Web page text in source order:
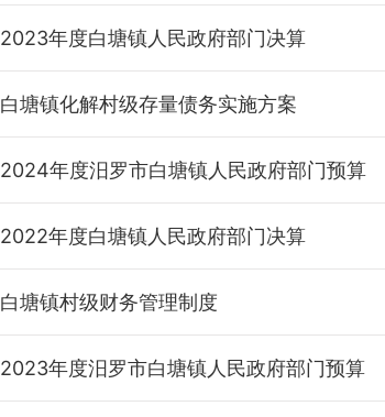
2023年度白塘镇人民政府部门决算
白塘镇化解村级存量债务实施方案
2024年度汨罗市白塘镇人民政府部门预算
2022年度白塘镇人民政府部门决算
白塘镇村级财务管理制度
2023年度汨罗市白塘镇人民政府部门预算